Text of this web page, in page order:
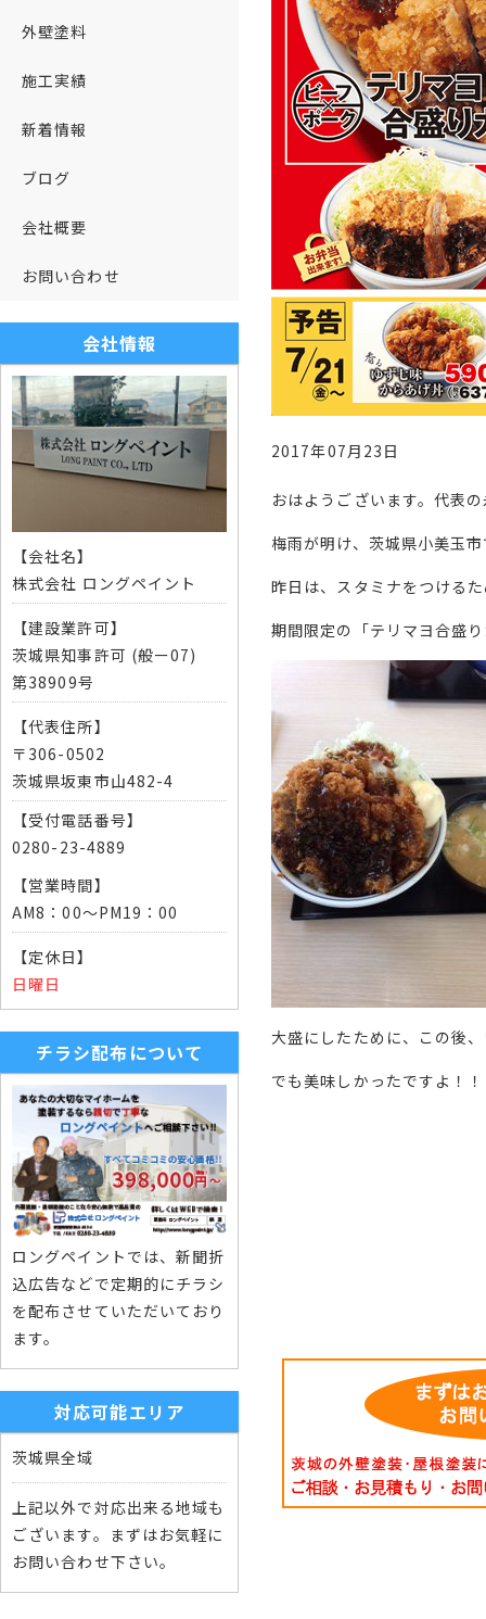
2017年07月23日
おはようございます。代表
梅雨が明け、茨城県小美玉
昨日は、スタミナをつける
期間限定の「テリマヨ合盛
大盛にしたために、この後
でも美味しかったですよ！！
外壁塗料
施工実績
新着情報
ブログ
会社概要
お問い合わせ
会社情報
【会社名】
株式会社 ロングペイント
【建設業許可】
茨城県知事許可 (般ー07)
第38909号
【代表住所】
〒306-0502
茨城県坂東市山482-4
【受付電話番号】
0280-23-4889
【営業時間】
AM8：00～PM19：00
【定休日】
日曜日
チラシ配布について
ロングペイントでは、新聞折
込広告などで定期的にチラシ
を配布させていただいており
ます。
対応可能エリア
茨城県全域
上記以外で対応出来る地域も
ございます。まずはお気軽に
お問い合わせ下さい。